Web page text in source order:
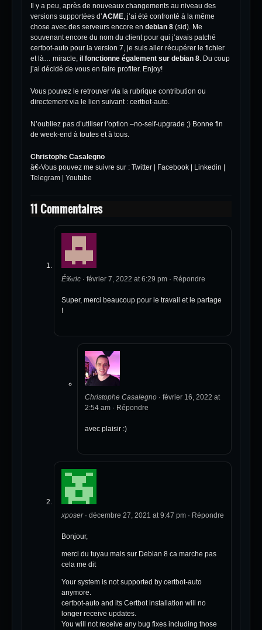
Il y a peu, après de nouveaux changements au niveau des
versions supportées d’ACME, j’ai été confronté à la même
chose avec des serveurs encore en debian 8 (sid). Me
souvenant encore du nom du client pour qui j’avais patché
certbot-auto pour la version 7, je suis aller récupérer le fichier
et là… miracle, il fonctionne également sur debian 8. Du coup
j’ai décidé de vous en faire profiter. Enjoy!
Vous pouvez le retrouver via la rubrique contribution ou
directement via le lien suivant : certbot-auto.
N’oubliez pas d’utiliser l’option –no-self-upgrade ;) Bonne fin
de week-end à toutes et à tous.
Christophe Casalegno
â€‹Vous pouvez me suivre sur : Twitter Facebook Linkedin
Telegram
Youtube
11 Commentaires
É‰ric · février 7, 2022 at 6:29 pm · Répondre
Super, merci beaucoup pour le travail et le partage
!
Christophe Casalegno · février 16, 2022 at
2:54 am · Répondre
avec plaisir :)
xposer· décembre 27, 2021 at 9:47 pm · Répondre
Bonjour,
merci du tuyau mais sur Debian 8 ca marche pas
cela me dit
Your system is not supported by certbot-auto
anymore.
certbot-auto and its Certbot installation will no
longer receive updates.
You will not receive any bug fixes including those